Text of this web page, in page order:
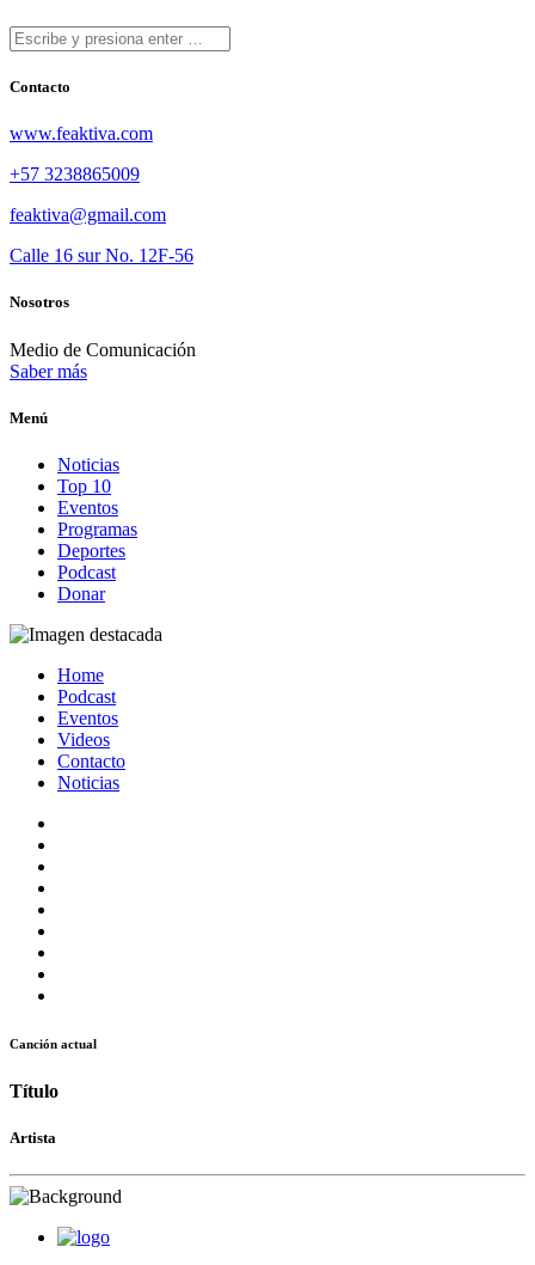
Contacto
www.feaktiva.com
+57 3238865009
feaktiva@gmail.com
Calle 16 sur No. 12F-56
Nosotros
Medio de Comunicación
Saber más
Menú
Noticias
Top 10
Eventos
Programas
Deportes
Podcast
Donar
Home
Podcast
Eventos
Videos
Contacto
Noticias
Canción actual
Título
Artista